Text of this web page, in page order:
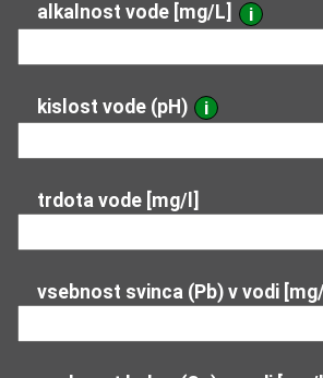
alkalnost vode [mg/L] i
kislost vode (pH) i
trdota vode [mg/l]
vsebnost svinca (Pb) v vodi